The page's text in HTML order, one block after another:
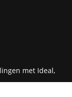
met Ideal,